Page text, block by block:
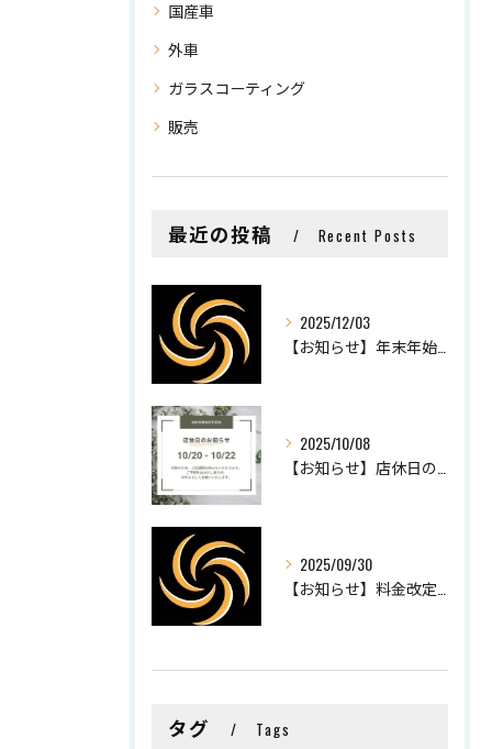
国産車
外車
ガラスコーティング
販売
最近の投稿 Recent Posts
2025/12/03
2025/10/08
2025/09/30
タグ Tags